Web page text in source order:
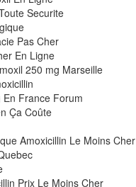
Securite
Pas Cher
En Ligne
250 mg Marseille
France Forum
Ça Coûte
Amoxicillin Le Moins Cher
Prix Le Moins Cher